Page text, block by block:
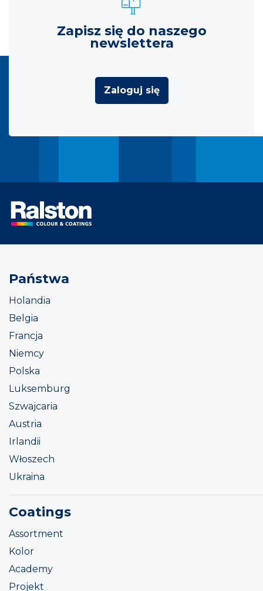
Zapisz się do naszego
newslettera
Zaloguj się
Państwa
Holandia
Belgia
Francja
Niemcy
Polska
Luksemburg
Szwajcaria
Austria
Irlandii
Włoszech
Ukraina
Coatings
Assortment
Kolor
Academy
Projekt